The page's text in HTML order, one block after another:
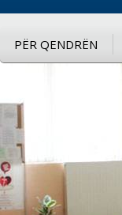
PËR QENDRËN